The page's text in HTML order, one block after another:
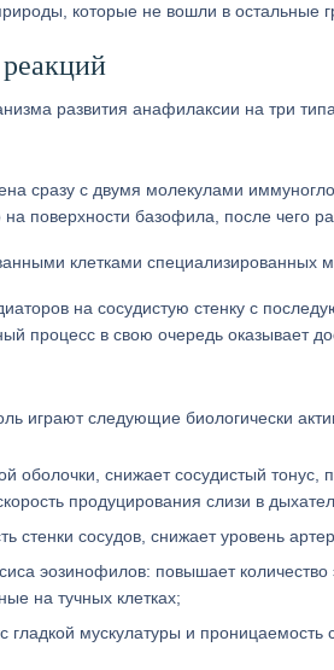
которые не вошли в остальные
развития анафилаксии на три типа.
сразу с двумя молекулами
поверхности базофила, после чего
клетками специализированных
на сосудистую стенку с
процесс в свою очередь оказывает
играют следующие биологически
оболочки, снижает сосудистый
продуцирования слизи в
стенки сосудов, снижает уровень
эозинофилов: повышает количество
на тучных клетках;
мускулатуры и проницаемость